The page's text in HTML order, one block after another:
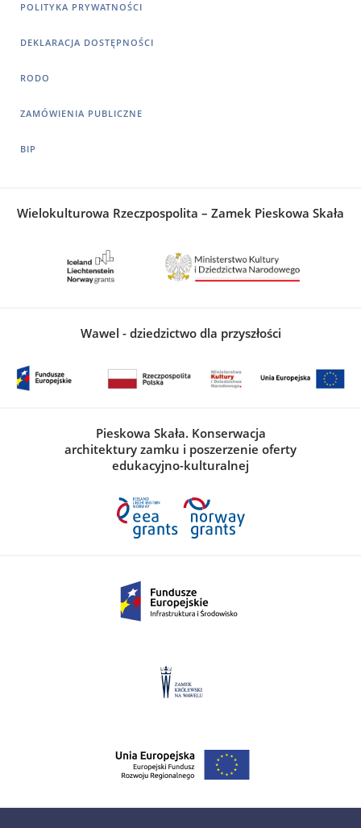
POLITYKA PRYWATNOŚCI
DEKLARACJA DOSTĘPNOŚCI
RODO
ZAMÓWIENIA PUBLICZNE
BIP
Wielokulturowa Rzeczpospolita – Zamek Pieskowa Skała
Wawel - dziedzictwo dla przyszłości
Pieskowa Skała. Konserwacja
architektury zamku i poszerzenie oferty
edukacyjno-kulturalnej